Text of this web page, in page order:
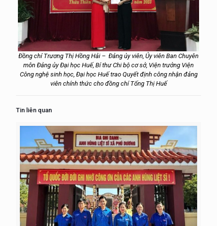
Đồng chí Trương Thị Hồng Hải – Đảng ủy viên, Ủy viên Ban Chuyên
môn Đảng ủy Đại học Huế, Bí thư Chi bộ cơ sở, Viện trưởng Viện
Công nghệ sinh học, Đại học Huế trao Quyết định công nhận đảng
viên chính thức cho đồng chí Tống Thị Huế
Tin liên quan